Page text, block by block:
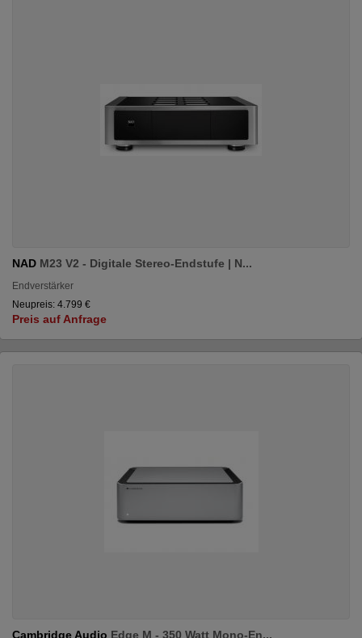
NAD M23 V2 - Digitale Stereo-Endstufe | N...
Endverstärker
Neupreis: 4.799 €
Preis auf Anfrage
Cambridge Audio Edge M - 350 Watt Mono-En...